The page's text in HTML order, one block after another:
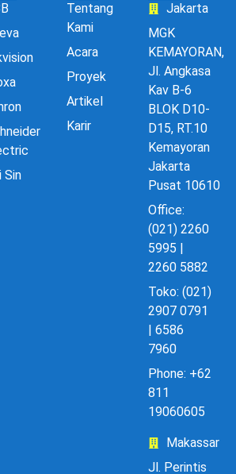
Sin
Tentang
Kami
Acara
Proyek
Artikel
Karir
Jakarta
MGK
KEMAYORAN,
Jl. Angkasa
Kav B-6
BLOK D10-
D15, RT.10
Kemayoran
Jakarta
Pusat 10610
Office:
(021) 2260
5995 |
2260 5882
Toko: (021)
2907 0791
| 6586
7960
Phone: +62
811
19060605
Makassar
Jl. Perintis